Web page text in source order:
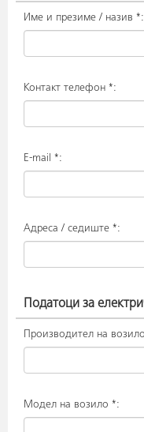
Име и презиме / назив *:
Контакт телефон *:
E-mail *:
Адреса / седиште *:
Податоци за
Производител на
Модел на возило *: